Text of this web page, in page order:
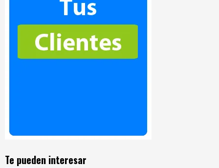
Te pueden interesar